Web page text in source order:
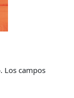
Los campos